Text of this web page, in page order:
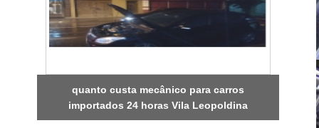
quanto custa mecânico para carros
importados 24 horas Vila Leopoldina